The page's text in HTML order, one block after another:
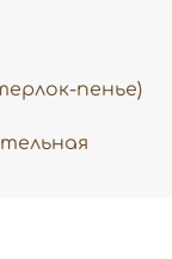
пенье)